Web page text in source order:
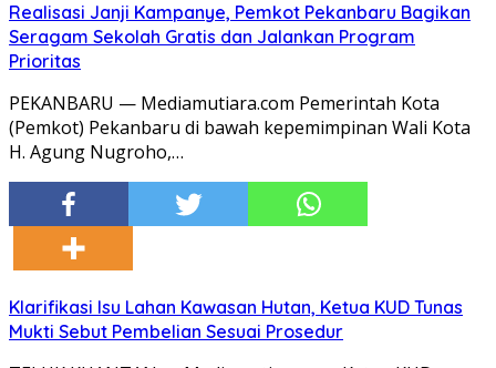
Realisasi Janji Kampanye, Pemkot Pekanbaru Bagikan
Seragam Sekolah Gratis dan Jalankan Program
Prioritas
PEKANBARU — Mediamutiara.com Pemerintah Kota
(Pemkot) Pekanbaru di bawah kepemimpinan Wali Kota
H. Agung Nugroho,…
Klarifikasi Isu Lahan Kawasan Hutan, Ketua KUD Tunas
Mukti Sebut Pembelian Sesuai Prosedur